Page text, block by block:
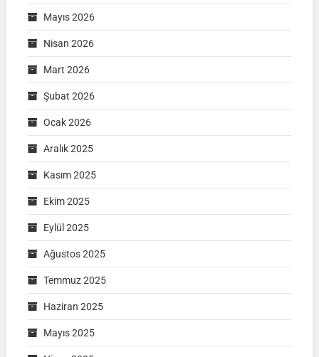
Mayıs 2026
Nisan 2026
Mart 2026
Şubat 2026
Ocak 2026
Aralık 2025
Kasım 2025
Ekim 2025
Eylül 2025
Ağustos 2025
Temmuz 2025
Haziran 2025
Mayıs 2025